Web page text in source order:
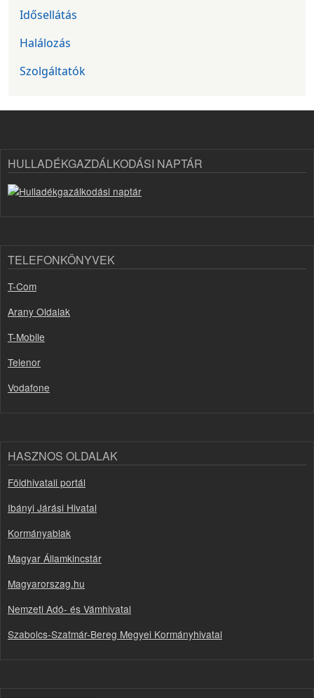
Idősellátás
Halálozás
Szolgáltatók
HULLADÉKGAZDÁLKODÁSI NAPTÁR
TELEFONKÖNYVEK
T-Com
Arany Oldalak
T-Mobile
Telenor
Vodafone
HASZNOS OLDALAK
Földhivatali portál
Ibányi Járási Hivatal
Kormányablak
Magyar Államkincstár
Magyarorszag.hu
Nemzeti Adó- és Vámhivatal
Szabolcs-Szatmár-Bereg Megyei Kormányhivatal